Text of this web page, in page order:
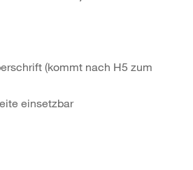
(kommt nach H5 zum
einsetzbar